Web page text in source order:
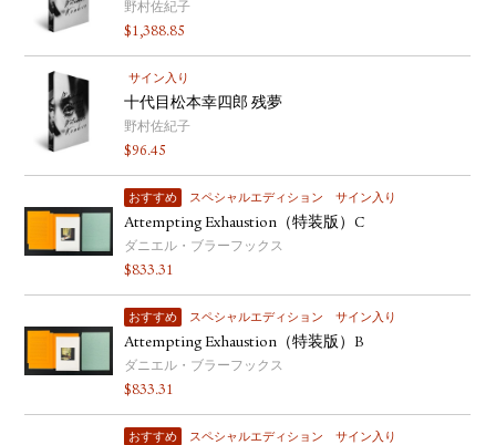
野村佐紀子
$1,388.85
サイン入り
十代目松本幸四郎 残夢
野村佐紀子
$96.45
おすすめ スペシャルエディション サイン入り
Attempting Exhaustion（特装版）C
ダニエル・ブラーフックス
$833.31
おすすめ スペシャルエディション サイン入り
Attempting Exhaustion（特装版）B
ダニエル・ブラーフックス
$833.31
おすすめ スペシャルエディション サイン入り